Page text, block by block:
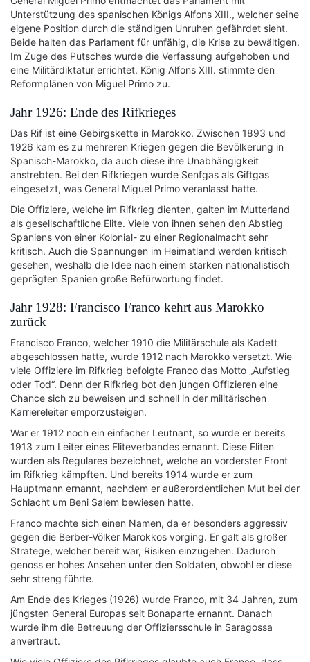
Unterstützung des spanischen Königs Alfons XIII., welcher seine
eigene Position durch die ständigen Unruhen gefährdet sieht.
Beide halten das Parlament für unfähig, die Krise zu bewältigen.
Im Zuge des Putsches wurde die Verfassung aufgehoben und
eine Militärdiktatur errichtet. König Alfons XIII. stimmte den
Reformplänen von Miguel Primo zu.
Jahr 1926: Ende des Rifkrieges
Das Rif ist eine Gebirgskette in Marokko. Zwischen 1893 und
1926 kam es zu mehreren Kriegen gegen die Bevölkerung in
Spanisch-Marokko, da auch diese ihre Unabhängigkeit
anstrebten. Bei den Rifkriegen wurde Senfgas als Giftgas
eingesetzt, was General Miguel Primo veranlasst hatte.
Die Offiziere, welche im Rifkrieg dienten, galten im Mutterland
als gesellschaftliche Elite. Viele von ihnen sehen den Abstieg
Spaniens von einer Kolonial- zu einer Regionalmacht sehr
kritisch. Auch die Spannungen im Heimatland werden kritisch
gesehen, weshalb die Idee nach einem starken nationalistisch
geprägten Spanien große Befürwortung findet.
Jahr 1928: Francisco Franco kehrt aus Marokko
zurück
Francisco Franco, welcher 1910 die Militärschule als Kadett
abgeschlossen hatte, wurde 1912 nach Marokko versetzt. Wie
viele Offiziere im Rifkrieg befolgte Franco das Motto „Aufstieg
oder Tod“. Denn der Rifkrieg bot den jungen Offizieren eine
Chance sich zu beweisen und schnell in der militärischen
Karriereleiter emporzusteigen.
War er 1912 noch ein einfacher Leutnant, so wurde er bereits
1913 zum Leiter eines Eliteverbandes ernannt. Diese Eliten
wurden als Regulares bezeichnet, welche an vorderster Front
im Rifkrieg kämpften. Und bereits 1914 wurde er zum
Hauptmann ernannt, nachdem er außerordentlichen Mut bei der
Schlacht um Beni Salem bewiesen hatte.
Franco machte sich einen Namen, da er besonders aggressiv
gegen die Berber-Völker Marokkos vorging. Er galt als großer
Stratege, welcher bereit war, Risiken einzugehen. Dadurch
genoss er hohes Ansehen unter den Soldaten, obwohl er diese
sehr streng führte.
Am Ende des Krieges (1926) wurde Franco, mit 34 Jahren, zum
jüngsten General Europas seit Bonaparte ernannt. Danach
wurde ihm die Betreuung der Offiziersschule in Saragossa
anvertraut.